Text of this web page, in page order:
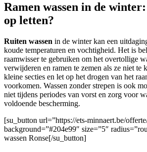
Ramen wassen in de
op letten?
Ruiten wassen in de winter kan een
koude temperaturen en vochtigheid. Het is
raamwisser te gebruiken om het overtollige
verwijderen en ramen te zemen als ze niet te
kleine secties en let op het drogen van het
voorkomen. Wassen zonder strepen is ook
niet tijdens periodes van vorst en zorg voor
voldoende bescherming.
[su_button url=”https://ets-minnaert.be/
background=”#204e99″ size=”5″
wassen Ronse[/su_button]